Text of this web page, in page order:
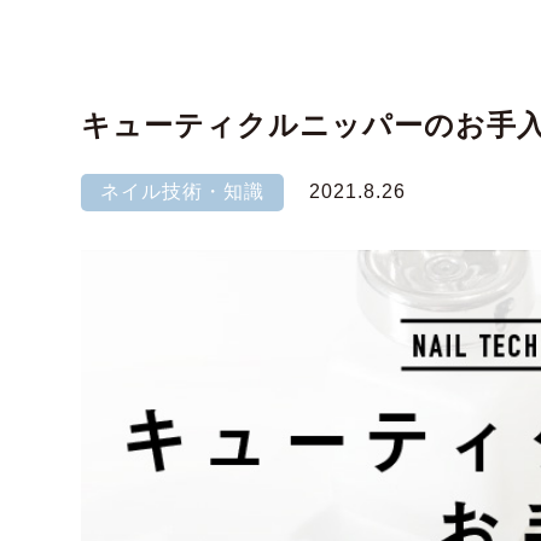
キューティクルニッパーのお手
ネイル技術・知識 2021.8.26